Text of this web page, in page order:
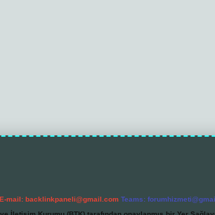
E-mail: backlinkpaneli@gmail.com Teams: